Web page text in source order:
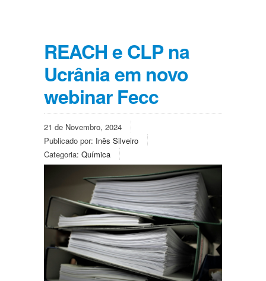
REACH e CLP na
Ucrânia em novo
webinar Fecc
21 de Novembro, 2024
Publicado por: Inês Silveiro
Categoria: Química